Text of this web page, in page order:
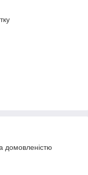
домовленістю